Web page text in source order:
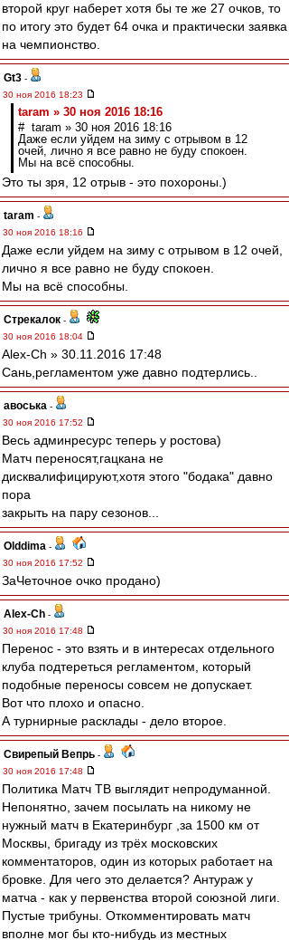
второй круг наберет хотя бы те же 27 очков, то
по итогу это будет 64 очка и практически заявка
на чемпионство.
Gt3 -
30 ноя 2016 18:23
taram » 30 ноя 2016 18:16
# taram » 30 ноя 2016 18:16
Даже если уйдем на зиму с отрывом в 12
очей, лично я все равно не буду спокоен.
Мы на всё способны.
Это ты зря, 12 отрыв - это похороны.)
taram -
30 ноя 2016 18:16
Даже если уйдем на зиму с отрывом в 12 очей,
лично я все равно не буду спокоен.
Мы на всё способны.
Стрекалок -
30 ноя 2016 18:04
Alex-Ch » 30.11.2016 17:48
Сань,регламентом уже давно подтерлись..
авоська -
30 ноя 2016 17:52
Весь админресурс теперь у ростова)
Матч переносят,гацкана не
дисквалифицируют,хотя этого "бодака" давно
пора
закрыть на пару сезонов...
Olddima -
30 ноя 2016 17:52
ЗаЧеточное очко продано)
Alex-Ch -
30 ноя 2016 17:48
Перенос - это взять и в интересах отдельного
клуба подтереться регламентом, который
подобные переносы совсем не допускает.
Вот что плохо и опасно.
А турнирные расклады - дело второе.
Свирепый Вепрь -
30 ноя 2016 17:48
Политика Матч ТВ выглядит непродуманной.
Непонятно, зачем посылать на никому не
нужный матч в Екатеринбург ,за 1500 км от
Москвы, бригаду из трёх московских
комментаторов, один из которых работает на
бровке. Для чего это делается? Антураж у
матча - как у первенства второй союзной лиги.
Пустые трибуны. Откомментировать матч
вполне мог бы кто-нибудь из местных